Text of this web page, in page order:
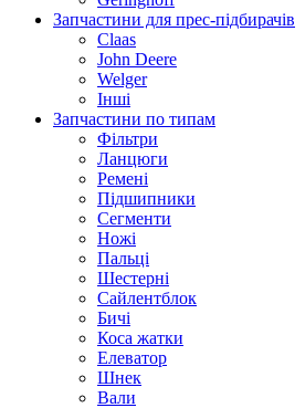
Запчастини для прес-підбирачів
Claas
John Deere
Welger
Інші
Запчастини по типам
Фільтри
Ланцюги
Ремені
Підшипники
Сегменти
Ножі
Пальці
Шестерні
Сайлентблок
Бичі
Коса жатки
Елеватор
Шнек
Вали